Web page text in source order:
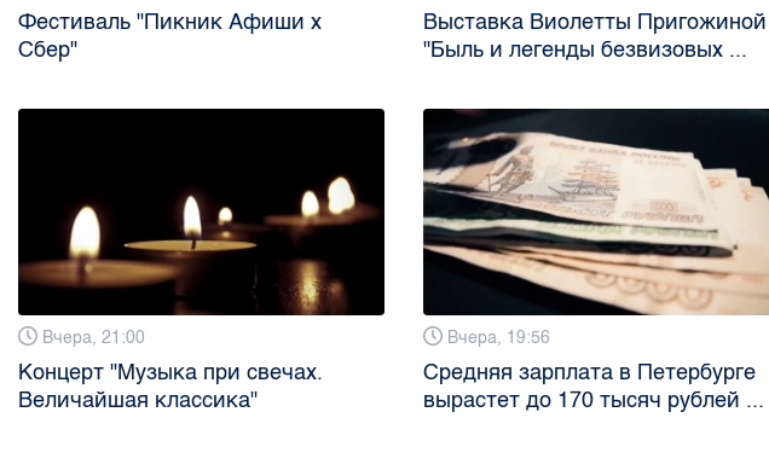
Фестиваль "Пикник Афиши х
Сбер"
Выставка Виолетты Пригожиной
"Быль и легенды безвизовых ...
Вчера, 21:00
Концерт "Музыка при свечах.
Величайшая классика"
Вчера, 19:56
Средняя зарплата в Петербурге
вырастет до 170 тысяч рублей ...